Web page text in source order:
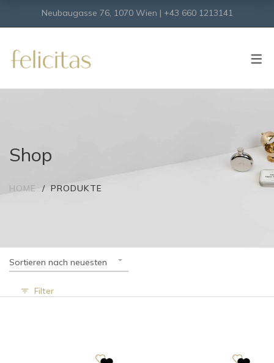
Neubaugasse 76, 1070 Wien | +43 660 1213141
Shop
HOME PRODUKTE
Sortieren nach neuesten
Filter